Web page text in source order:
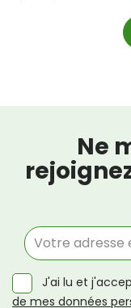
Ne
J'ai lu et
de mes données